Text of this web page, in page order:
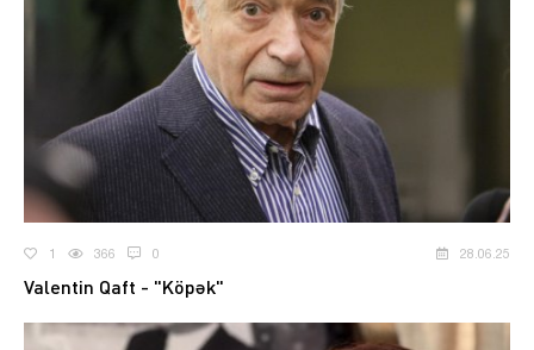
1 366 0 28.06.25
Valentin Qaft - "Köpək"